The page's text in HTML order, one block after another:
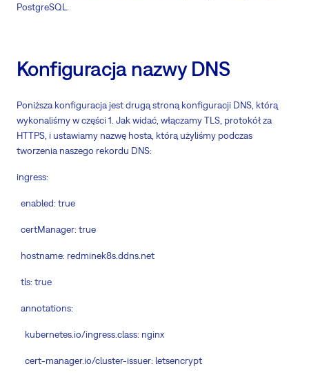
PostgreSQL.
Konfiguracja nazwy DNS
Poniższa konfiguracja jest drugą stroną konfiguracji DNS, którą
wykonaliśmy w części 1. Jak widać, włączamy TLS, protokół za
HTTPS, i ustawiamy nazwę hosta, którą użyliśmy podczas
tworzenia naszego rekordu DNS:
ingress:
enabled: true
certManager: true
hostname: redminek8s.ddns.net
tls: true
annotations:
kubernetes.io/ingress.class: nginx
cert-manager.io/cluster-issuer: letsencrypt